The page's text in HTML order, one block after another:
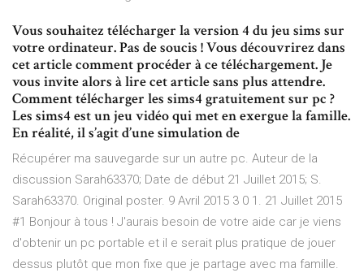
Vous souhaitez télécharger la version 4 du jeu sims sur
votre ordinateur. Pas de soucis ! Vous découvrirez dans
cet article comment procéder à ce téléchargement. Je
vous invite alors à lire cet article sans plus attendre.
Comment télécharger les sims4 gratuitement sur pc ?
Les sims4 est un jeu vidéo qui met en exergue la famille.
En réalité, il s’agit d’une simulation de
Récupérer ma sauvegarde sur un autre pc. Auteur de la
discussion Sarah63370; Date de début 21 Juillet 2015; S.
Sarah63370. Original poster. 9 Avril 2015 3 0 1. 21 Juillet 2015
#1 Bonjour à tous ! J'aurais besoin de votre aide car je viens
d'obtenir un pc portable et il e serait plus pratique de jouer
dessus plutôt que mon fixe que je partage avec ma famille.